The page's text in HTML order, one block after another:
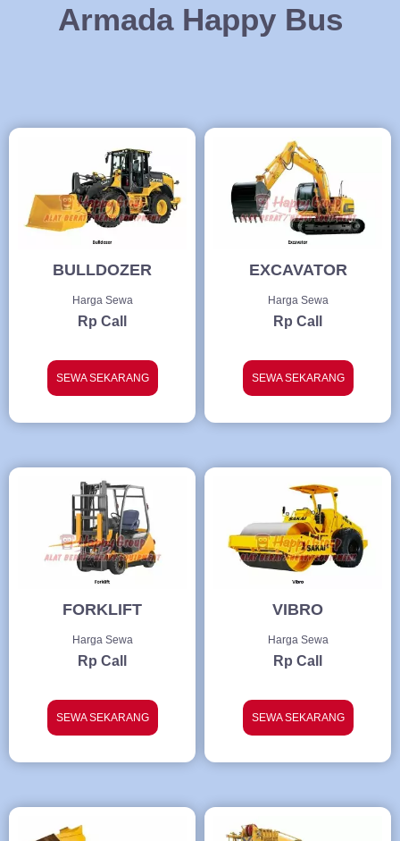
Armada Happy Bus
BULLDOZER
Harga Sewa
Rp Call
SEWA SEKARANG
EXCAVATOR
Harga Sewa
Rp Call
SEWA SEKARANG
FORKLIFT
Harga Sewa
Rp Call
SEWA SEKARANG
VIBRO
Harga Sewa
Rp Call
SEWA SEKARANG